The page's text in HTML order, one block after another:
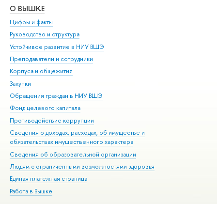
О ВЫШКЕ
Цифры и факты
Руководство и структура
Устойчивое развитие в НИУ ВШЭ
Преподаватели и сотрудники
Корпуса и общежития
Закупки
Обращения граждан в НИУ ВШЭ
Фонд целевого капитала
Противодействие коррупции
Сведения о доходах, расходах, об имуществе и
обязательствах имущественного характера
Сведения об образовательной организации
Людям с ограниченными возможностями здоровья
Единая платежная страница
Работа в Вышке